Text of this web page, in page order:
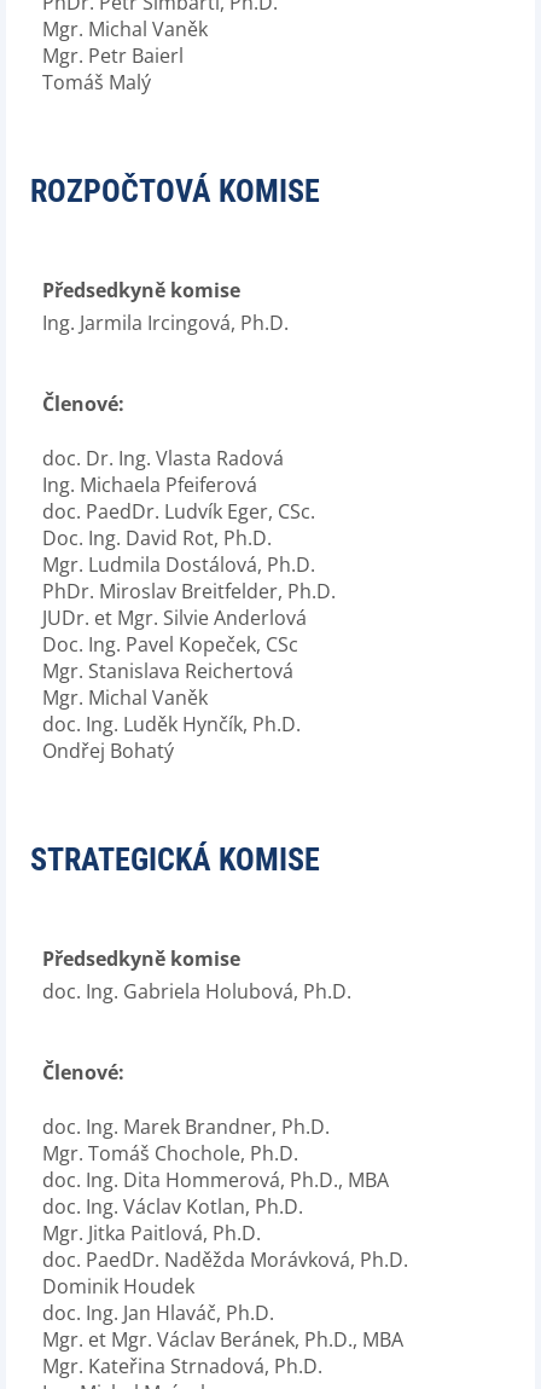
Mgr. Michal Vaněk
Mgr. Petr Baierl
Tomáš Malý
ROZPOČTOVÁ KOMISE
Předsedkyně komise
Ing. Jarmila Ircingová, Ph.D.
Členové:
doc. Dr. Ing. Vlasta Radová
Ing. Michaela Pfeiferová
doc. PaedDr. Ludvík Eger, CSc.
Doc. Ing. David Rot, Ph.D.
Mgr. Ludmila Dostálová, Ph.D.
PhDr. Miroslav Breitfelder, Ph.D.
JUDr. et Mgr. Silvie Anderlová
Doc. Ing. Pavel Kopeček, CSc
Mgr. Stanislava Reichertová
Mgr. Michal Vaněk
doc. Ing. Luděk Hynčík, Ph.D.
Ondřej Bohatý
STRATEGICKÁ KOMISE
Předsedkyně komise
doc. Ing. Gabriela Holubová, Ph.D.
Členové:
doc. Ing. Marek Brandner, Ph.D.
Mgr. Tomáš Chochole, Ph.D.
doc. Ing. Dita Hommerová, Ph.D., MBA
doc. Ing. Václav Kotlan, Ph.D.
Mgr. Jitka Paitlová, Ph.D.
doc. PaedDr. Naděžda Morávková, Ph.D.
Dominik Houdek
doc. Ing. Jan Hlaváč, Ph.D.
Mgr. et Mgr. Václav Beránek, Ph.D., MBA
Mgr. Kateřina Strnadová, Ph.D.